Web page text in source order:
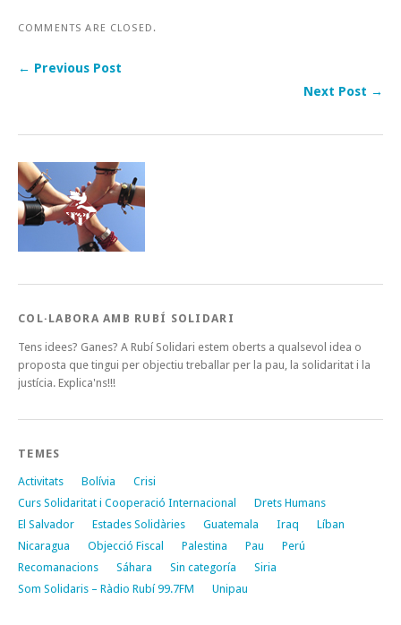
COMMENTS ARE CLOSED.
← Previous Post
Next Post →
COL·LABORA AMB RUBÍ SOLIDARI
Tens idees? Ganes? A Rubí Solidari estem oberts a qualsevol idea o
proposta que tingui per objectiu treballar per la pau, la solidaritat i la
justícia. Explica'ns!!!
TEMES
Activitats Bolívia
Crisi
Curs Solidaritat i Cooperació Internacional
Drets Humans
El Salvador
Estades Solidàries Guatemala Iraq
Líban
Nicaragua
Objecció Fiscal Palestina Pau
Perú
Recomanacions
Sáhara Sin categoría
Siria
Som Solidaris – Ràdio Rubí 99.7FM
Unipau